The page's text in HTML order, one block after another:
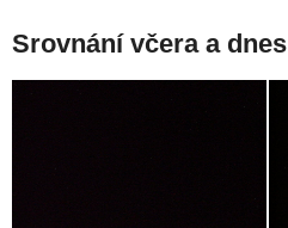
Srovnání včera a dnes